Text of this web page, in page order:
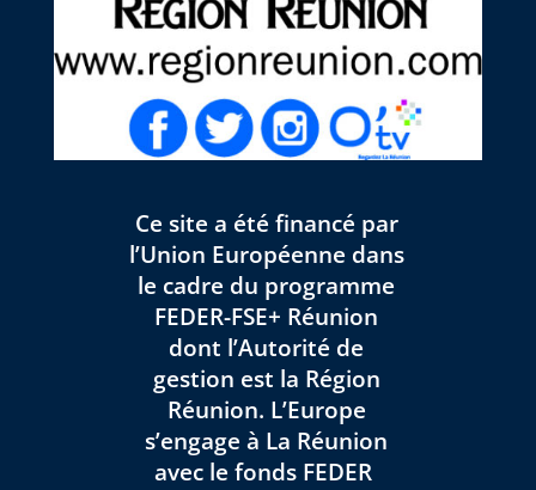
Ce site a été financé par
l’Union Européenne dans
le cadre du programme
FEDER-FSE+ Réunion
dont l’Autorité de
gestion est la Région
Réunion. L’Europe
s’engage à La Réunion
avec le fonds FEDER